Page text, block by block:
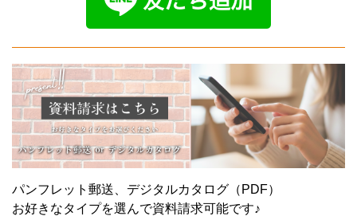
パンフレット郵送、デジタルカタログ（PDF）
お好きなタイプを選んで資料請求可能です♪